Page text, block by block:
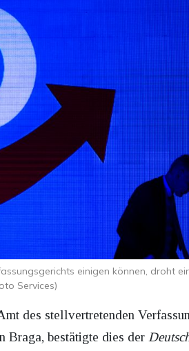
einigen können, droht
Services)
des stellvertretenden
Braga, bestätigte dies der